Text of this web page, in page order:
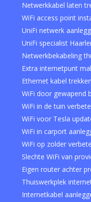
Netwerkkabel laten
WiFi access point
UniFi netwerk
UniFi specialist
Netwerkbekabeling
Extra internetpunt
Ethernet kabel
WiFi door gewapend
WiFi in de tuin
WiFi voor Tesla
WiFi in carport
WiFi op zolder
Slechte WiFi van
Eigen router achter
Thuiswerkplek
Internetkabel